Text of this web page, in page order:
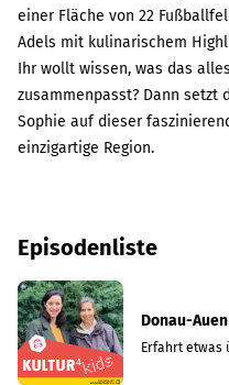
einer Fläche von 22
Adels mit kulinarischem
Ihr wollt wissen, was das
zusammenpasst? Dann
Sophie auf dieser
einzigartige Region.
Episodenliste
Donau-
Erfahrt etwas